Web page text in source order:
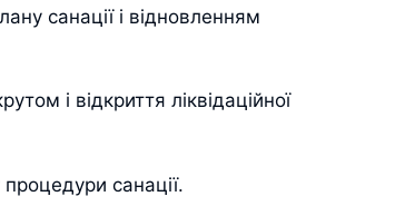
санації і відновленням
і відкриття ліквідаційної
санації.